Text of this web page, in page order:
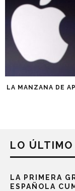
LA MANZANA DE
LO
LA PRIMERA
ESPAÑOLA